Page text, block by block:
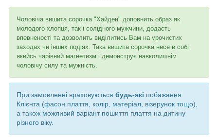
Чоловіча вишита сорочка "Хайден" доповнить образ як
молодого хлопця, так і солідного мужчини, додасть
впевненості та дозволить виділитись Вам на урочистих
заходах чи інших подіях. Така вишита сорочка несе в собі
якийсь чарівний магнетизм і демонструє навколишнім
чоловічу силу та мужність.
При замовленні враховуються будь-які побажання
Клієнта (фасон плаття, колір, матеріал, візерунок тощо),
а також можливий варіант пошиття плаття на дитину
різного віку.